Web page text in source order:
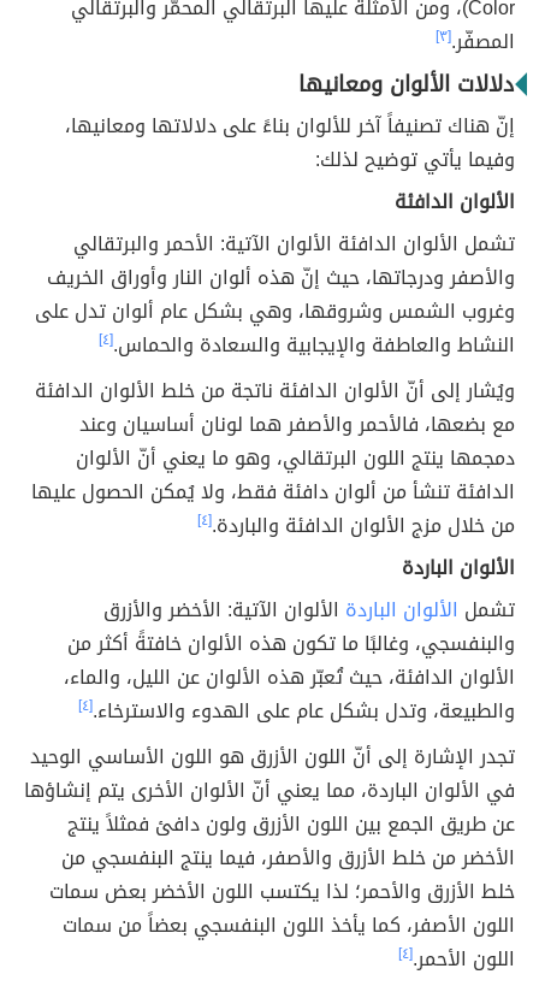
Color)، ومن الأمثلة عليها البرتقالي المحمّر والبرتقالي
المصفّر.[٣]
دلالات الألوان ومعانيها
إنّ هناك تصنيفاً آخر للألوان بناءً على دلالاتها ومعانيها،
وفيما يأتي توضيح لذلك:
الألوان الدافئة
تشمل الألوان الدافئة الألوان الآتية: الأحمر والبرتقالي
والأصفر ودرجاتها، حيث إنّ هذه ألوان النار وأوراق الخريف
وغروب الشمس وشروقها، وهي بشكل عام ألوان تدل على
النشاط والعاطفة والإيجابية والسعادة والحماس.[٤]
ويُشار إلى أنّ الألوان الدافئة ناتجة من خلط الألوان الدافئة
مع بضعها، فالأحمر والأصفر هما لونان أساسيان وعند
دمجمها ينتج اللون البرتقالي، وهو ما يعني أنّ الألوان
الدافئة تنشأ من ألوان دافئة فقط، ولا يُمكن الحصول عليها
من خلال مزج الألوان الدافئة والباردة.[٤]
الألوان الباردة
تشمل الألوان الباردة الألوان الآتية: الأخضر والأزرق
والبنفسجي، وغالبًا ما تكون هذه الألوان خافتةً أكثر من
الألوان الدافئة، حيث تُعبّر هذه الألوان عن الليل، والماء،
والطبيعة، وتدل بشكل عام على الهدوء والاسترخاء.[٤]
تجدر الإشارة إلى أنّ اللون الأزرق هو اللون الأساسي الوحيد
في الألوان الباردة، مما يعني أنّ الألوان الأخرى يتم إنشاؤها
عن طريق الجمع بين اللون الأزرق ولون دافئ فمثلاً ينتج
الأخضر من خلط الأزرق والأصفر، فيما ينتج البنفسجي من
خلط الأزرق والأحمر؛ لذا يكتسب اللون الأخضر بعض سمات
اللون الأصفر، كما يأخذ اللون البنفسجي بعضاً من سمات
اللون الأحمر.[٤]